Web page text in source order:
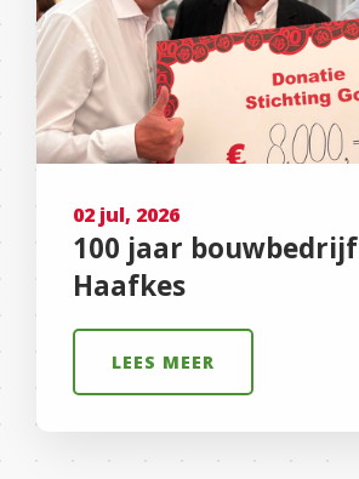
02 jul, 2026
100 jaar bouwbedrijf
Haafkes
LEES MEER